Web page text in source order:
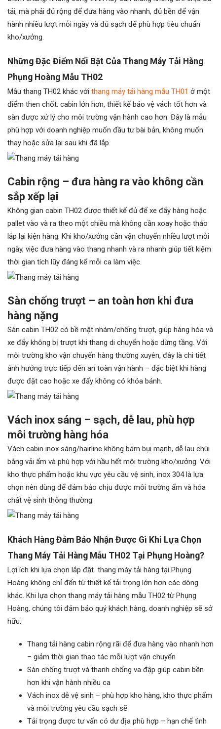
tải, mà phải đủ rộng để đưa hàng vào nhanh, đủ bền để vận
hành nhiều lượt mỗi ngày và đủ sạch để phù hợp tiêu chuẩn
kho/xưởng.
Những Đặc Điểm Nổi Bật Của Thang Máy Tải Hàng
Phụng Hoàng Mẫu TH02
Mẫu thang TH02 khác với thang máy tải hàng mẫu TH01 ở một
điểm then chốt: cabin lớn hơn, thiết kế bảo vệ vách tốt hơn và
sàn được xử lý cho môi trường vận hành cao hơn. Đây là mẫu
phù hợp với doanh nghiệp muốn đầu tư bài bản, không muốn
thay hoặc sửa lại sau khi đã lắp.
Cabin rộng – đưa hàng ra vào không cần
sắp xếp lại
Không gian cabin TH02 được thiết kế đủ để xe đẩy hàng hoặc
pallet vào và ra theo một chiều mà không cần xoay hoặc tháo
lắp lại kiện hàng. Khi kho/xưởng cần vận chuyển nhiều lượt mỗi
ngày, việc đưa hàng vào thang nhanh và ra nhanh giúp tiết kiệm
thời gian tích lũy đáng kể mỗi ca làm việc.
Sàn chống trượt – an toàn hơn khi đưa
hàng nặng
Sàn cabin TH02 có bề mặt nhám/chống trượt, giúp hàng hóa và
xe đẩy không bị trượt khi thang di chuyển hoặc dừng tầng. Với
môi trường kho vận chuyển hàng thường xuyên, đây là chi tiết
ảnh hưởng trực tiếp đến an toàn vận hành – đặc biệt khi hàng
được đặt cao hoặc xe đẩy không có khóa bánh.
Vách inox sáng – sạch, dễ lau, phù hợp
môi trường hàng hóa
Vách cabin inox sáng/hairline không bám bụi mạnh, dễ lau chùi
bằng vải ẩm và phù hợp với hầu hết môi trường kho/xưởng. Với
kho thực phẩm hoặc khu vực yêu cầu vệ sinh, inox 304 là lựa
chọn nên dùng để đảm bảo chịu được môi trường ẩm và hóa
chất vệ sinh thông thường.
Khách Hàng Đảm Bảo Nhận Được Gì Khi Lựa Chọn
Thang Máy Tải Hàng Mẫu TH02 Tại Phụng Hoàng?
Lợi ích khi lựa chọn lắp đặt thang máy tải hàng tại Phụng
Hoàng không chỉ đến từ thiết kế tải trọng lớn hơn các dòng
khác. Khi lựa chọn thang máy tải hàng mẫu TH02 từ Phụng
Hoàng, chúng tôi đảm bảo quý khách hàng, doanh nghiệp sẽ sở
hữu:
Thang tải hàng cabin rộng rãi để đưa hàng vào nhanh hơn
– giảm thời gian thao tác mỗi lượt vận chuyển
Sàn chống trượt và thanh chống va đập giúp cabin bền
hơn khi vận hành nhiều ca
Vách inox dễ vệ sinh – phù hợp kho hàng, kho thực phẩm
và môi trường yêu cầu sạch sẽ
Tải trọng được tư vấn có dư địa phù hợp – hạn chế tình